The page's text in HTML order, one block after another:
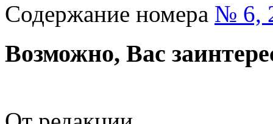
Содержание номера № 6,
Возможно, Вас